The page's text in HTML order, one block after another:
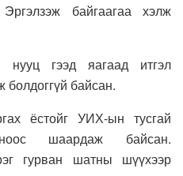
Эргэлзэж байгаагаа хэлж
гээд яагаад итгэл
болдоггүй байсан.
ёстойг УИХ-ын тусгай
шаардаж байсан.
гурван шатны шүүхээр